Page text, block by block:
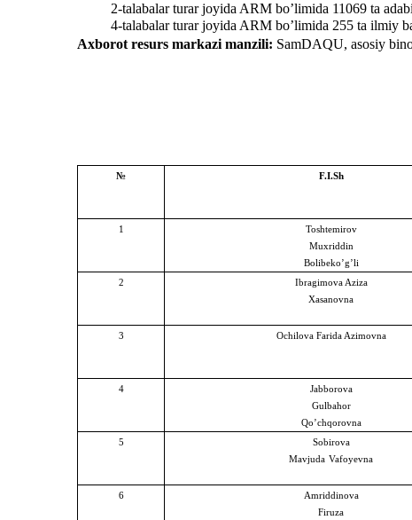
2-talabalar turar joyida ARM bo’limida 11069 ta
4-talabalar turar joyida ARM bo’limida 255 ta ilmiy
Axborot resurs markazi manzili: SamDAQU, asosiy
№ F.I.Sh
1
Toshtemirov
Muxriddin
Bolibeko’g’li
2
Ibragimova Aziza
Xasanovna
3 Ochilova Farida Azimovna
4
Jabborova
Gulbahor
Qo’chqorovna
5
Sobirova
Mavjuda Vafoyevna
6
Amriddinova
Firuza